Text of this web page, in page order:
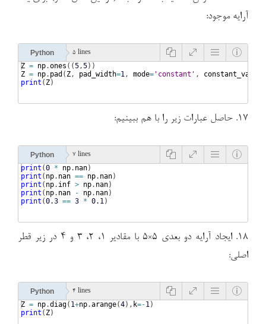
آرایه موجود:
Python 5 lines
Z = np.ones ((5 ,5))
Z = np. pad ( Z , pad_width=1 , mode= 'constant' , constant_values
print ( Z)
۱۷. حاصل عبارات زیر را با هم ببینیم:
Python 7 lines
print (0 * np. nan)
print ( np. nan == np. nan)
print ( np. inf > np. nan)
print ( np. nan - np. nan)
print (0.3 == 3 * 0.1 )
۱۸. ایجاد آرایه دو بعدی ۵×۵ با مقادیر ۱، ۲، ۳ و ۴ در زیر قطر
اصلی:
Python 4 lines
Z = np.diag( 1+np.arange(4) , k=-1)
print ( Z)